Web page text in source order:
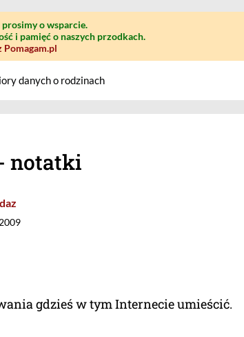
o wsparcie.
i pamięć o naszych przodkach.
danych o rodzinach
notatki
gdzieś w tym Internecie umieścić.